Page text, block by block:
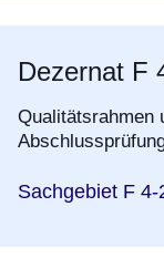
Dezernat F
Qualitätsrahmen
Sachgebiet F 4-